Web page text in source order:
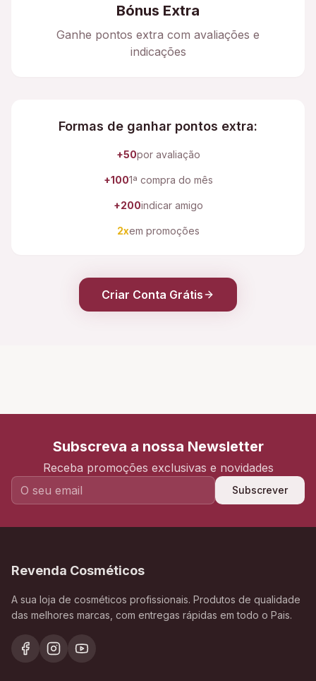
Bónus Extra
Ganhe pontos extra com avaliações e
indicações
Formas de ganhar pontos extra:
+50por avaliação
+1001ª compra do mês
+200indicar amigo
2xem promoções
Criar Conta Grátis
Subscreva a nossa Newsletter
Receba promoções exclusivas e novidades
Subscrever
Revenda Cosméticos
A sua loja de cosméticos profissionais. Produtos de qualidade
das melhores marcas, com entregas rápidas em todo o Pais.